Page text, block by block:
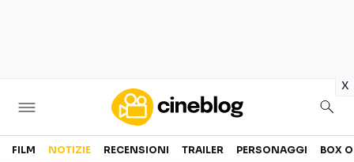
x
Cinema
FILM NOTIZIE RECENSIONI TRAILER PERSONAGGI BOX